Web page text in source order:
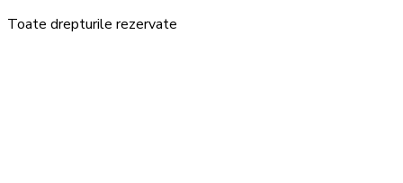
Toate drepturile rezervate